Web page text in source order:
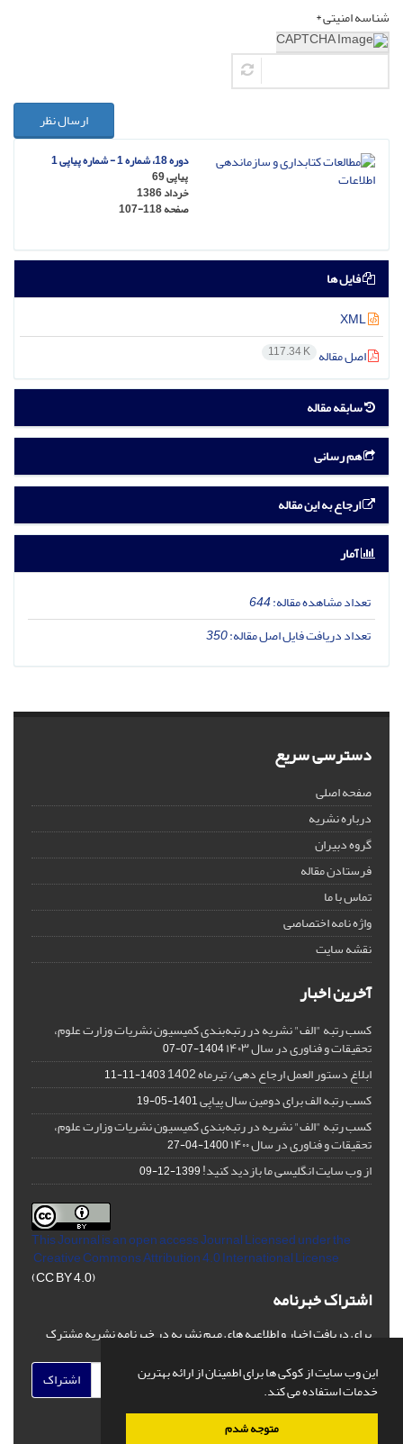
این وب سایت از کوکی ها برای اطمینان از ارائه بهترین
خدمات استفاده می کند.
متوجه شدم
شناسه امنیتی *
ارسال نظر
دوره 18، شماره 1 - شماره پیاپی 1
پیاپی 69
خرداد 1386
صفحه107-118
فایل ها
اصل مقاله 117.34 K
سابقه مقاله
هم رسانی
ارجاع به این مقاله
آمار
تعداد مشاهده مقاله:644
تعداد دریافت فایل اصل مقاله:350
دسترسی سریع
صفحه اصلی
درباره نشریه
گروه دبیران
فرستادن مقاله
تماس با ما
واژه نامه اختصاصی
نقشه سایت
آخرین اخبار
کسب رتبه "الف" نشریه در رتبه‌بندی کمیسیون نشریات وزارت علوم،
تحقیقات و فناوری در سال ۱۴۰۳ 1404-07-07
ابلاغ دستور العمل ارجاع دهی/ تیرماه 1402 1403-11-11
کسب رتبه الف برای دومین سال پیاپی1401-05-19
کسب رتبه "الف" نشریه در رتبه‌بندی کمیسیون نشریات وزارت علوم،
تحقیقات و فناوری در سال ۱۴۰۰ 1400-04-27
از وب سایت انگلیسی ما بازدید کنید!1399-12-09
This Journal is an open access Journal Licensedunder the
Creative Commons Attribution 4.0 International License
(CC BY 4.0)
اشتراک خبرنامه
برای دریافت اخبار و اطلاعیه های مهم نشریه در خبرنامه نشریه مشترک
اشتراک